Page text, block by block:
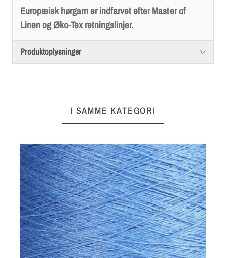
Europæisk hørgarn er indfarvet efter Master of
Linen og Øko-Tex retningslinjer.
Produktoplysninger
I SAMME KATEGORI